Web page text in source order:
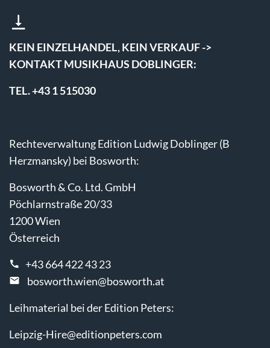
KEIN EINZELHANDEL, KEIN VERKAUF ->
KONTAKT MUSIKHAUS DOBLINGER:
TEL. +43 1 515030
Rechteverwaltung Edition Ludwig Doblinger (B
Herzmansky) bei Bosworth:
Bosworth & Co. Ltd. GmbH
Pöchlarnstraße 20/33
1200 Wien
Österreich
+43 664 422 43 23
bosworth.wien@bosworth.at
Leihmaterial bei der Edition Peters:
Leipzig-Hire@editionpeters.com